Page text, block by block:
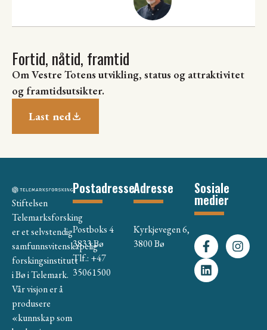
Fortid, nåtid, framtid
Om Vestre Totens utvikling, status og attraktivitet
og framtidsutsikter.
Last ned
Stiftelsen
Telemarksforsking
er et selvstendig
samfunnsvitenskapelig
forskingsinstitutt
i Bø i Telemark.
Vår visjon er å
produsere
«kunnskap som
Postadresse
Postboks 4
3833 Bø
Tlf.: +47
35061500
Adresse
Kyrkjevegen 6,
3800 Bø
Sosiale
medier